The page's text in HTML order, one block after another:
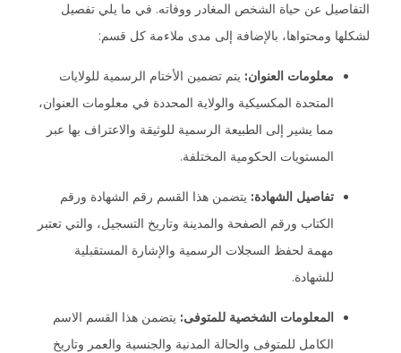
التفاصيل عن حياة الشخص المغادر ووفاته. في ما يلي تفصيل
لشكلها ومحتواها، بالإضافة إلى مدى ملاءمة كل قسم:
معلومات العنوان: يتم تضمين الأختام الرسمية للولايات
المتحدة المكسيكية والولاية المحددة في معلومات العنوان،
مما يشير إلى الطبيعة الرسمية للوثيقة والاعتراف بها عبر
المستويات الحكومية المختلفة.
تفاصيل الشهادة: يتضمن هذا القسم رقم الشهادة ورقم
الكتاب ورقم الصفحة والمدينة وتاريخ التسجيل، والتي تعتبر
مهمة لحفظ السجلات الرسمية والإشارة المستقبلية
للشهادة.
المعلومات الشخصية للمتوفى: يتضمن هذا القسم الاسم
الكامل للمتوفى والحالة المدنية والجنسية والعمر وتاريخ